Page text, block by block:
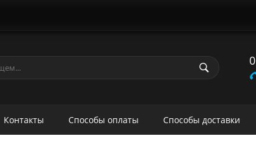
Контакты Способы оплаты Способы доставки